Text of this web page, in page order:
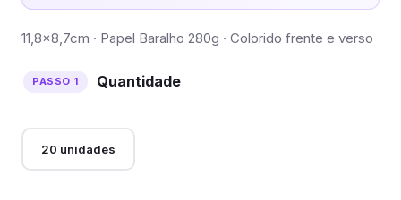
11,8×8,7cm · Papel Baralho 280g · Colorido frente e verso
Quantidade
20 unidades